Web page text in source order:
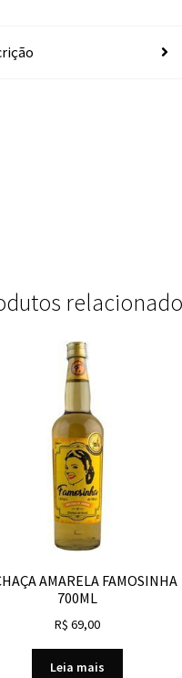
AMARELA FAMOSINHA
700ML
R$ 69,00
Leia mais